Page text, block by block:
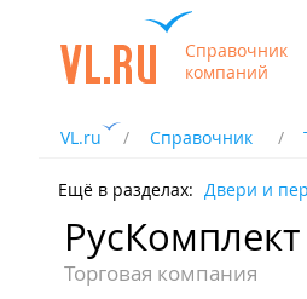
Справочник
компаний
VL.ru Справочник
Ещё в разделах: Двери и
РусКомплект
Торговая компания